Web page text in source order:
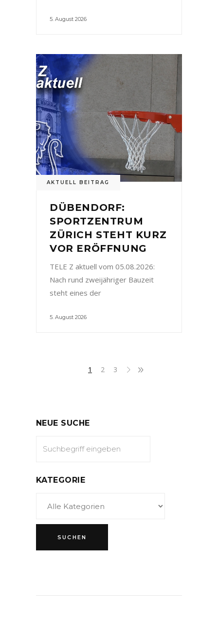
5. August 2026
AKTUELL BEITRAG
DÜBENDORF:
SPORTZENTRUM
ZÜRICH STEHT KURZ
VOR ERÖFFNUNG
TELE Z aktuell vom 05.08.2026:
Nach rund zweijähriger Bauzeit
steht eines der
5. August 2026
1 2 3
NEUE SUCHE
KATEGORIE